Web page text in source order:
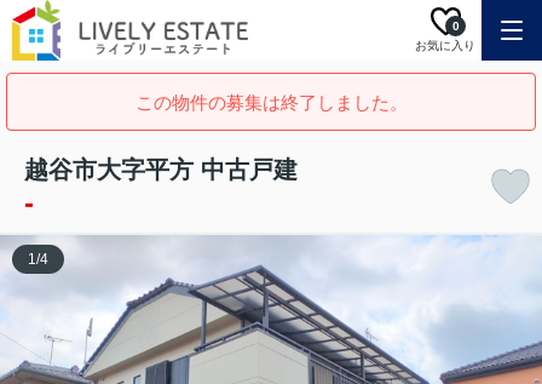
お気に入り
0
この物件の募集は終了しました。
越谷市大字平方 中古戸建
-
1/4